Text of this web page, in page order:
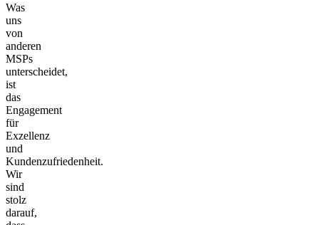
Was
uns
von
anderen
MSPs
unterscheidet,
ist
das
Engagement
für
Exzellenz
und
Kundenzufriedenheit.
Wir
sind
stolz
darauf,